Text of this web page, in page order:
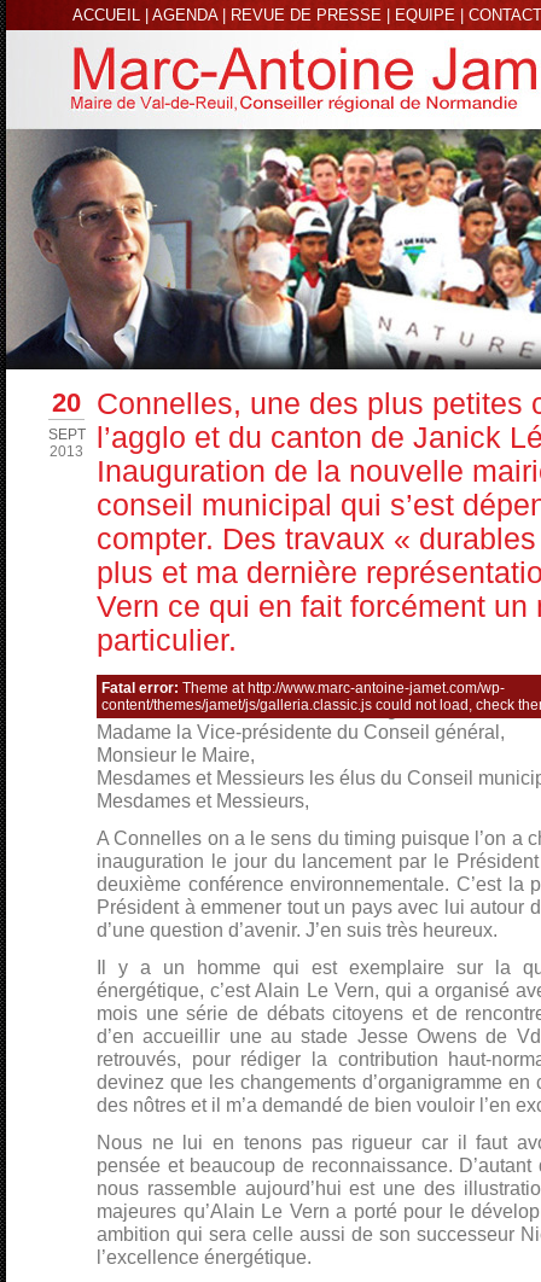
ACCUEIL AGENDA| REVUE DE PRESSE EQUIPE CONTACT
20
SEPT
2013
Connelles, une des plus petites
l’agglo et du canton de Janick
Inauguration de la nouvelle
conseil municipal qui s’est
compter. Des travaux «
plus et ma dernière
Vern ce qui en fait forcément un
particulier.
Fatal error: Theme at http://www.marc-antoine-jamet.com/wp-
content/themes/jamet/js/galleria.classic.js could not load, check
Monsieur le Député,
Monsieur le Président du Conseil général,
Madame la Vice-présidente du Conseil général,
Monsieur le Maire,
Mesdames et Messieurs les élus du Conseil
Mesdames et Messieurs,
A Connelles on a le sens du timing puisque l’on a
inauguration le jour du lancement par le
deuxième conférence environnementale. C’est la
Président à emmener tout un pays avec lui autour
d’une question d’avenir. J’en suis très heureux.
Il y a un homme qui est exemplaire sur la
énergétique, c’est Alain Le Vern, qui a organisé
mois une série de débats citoyens et de
d’en accueillir une au stade Jesse Owens de
retrouvés, pour rédiger la contribution haut-
devinez que les changements d’organigramme en
des nôtres et il m’a demandé de bien vouloir l’en
Nous ne lui en tenons pas rigueur car il faut
pensée et beaucoup de reconnaissance.
nous rassemble aujourd’hui est une des
majeures qu’Alain Le Vern a porté pour le
ambition qui sera celle aussi de son successeur
l’excellence énergétique.